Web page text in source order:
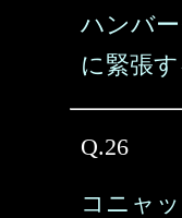
ハンバ
に緊張
Q.26
コニャ